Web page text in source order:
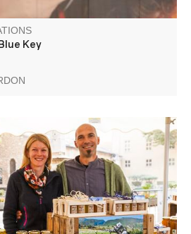
Key
du village vous accueillent.